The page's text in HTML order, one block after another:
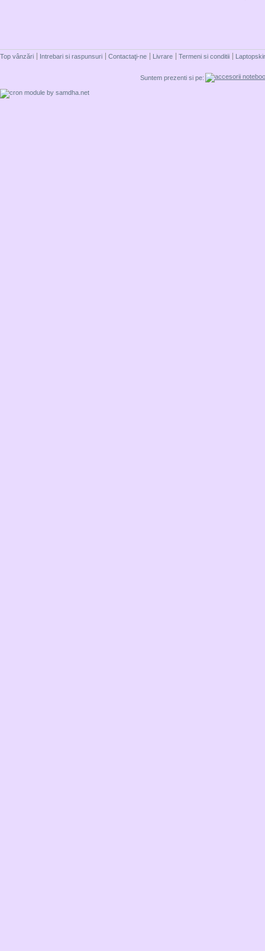
Top vânzări Intrebari si raspunsuri Contactaţi-ne Livrare Termeni si conditii
Suntem prezenti si pe: